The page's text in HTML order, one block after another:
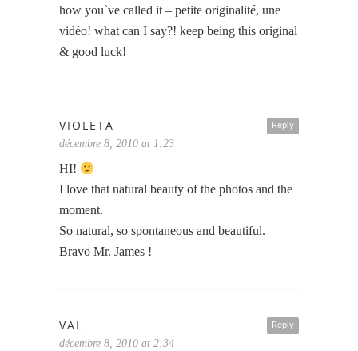
how you`ve called it – petite originalité, une
vidéo! what can I say?! keep being this original
& good luck!
Reply
VIOLETA
décembre 8, 2010 at 1:23
HI!
I love that natural beauty of the photos and the
moment.
So natural, so spontaneous and beautiful.
Bravo Mr. James !
Reply
VAL
décembre 8, 2010 at 2:34